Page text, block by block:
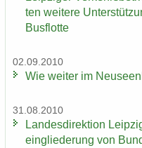
ten wei­te­re
Bus­flot­te
02.09.2010
Wie wei­ter im
31.08.2010
Lan­des­di­rek­ti­on
ein­glie­de­rung von